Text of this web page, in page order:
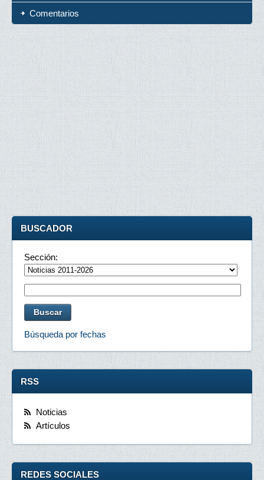
Comentarios
BUSCADOR
Sección:
Búsqueda por fechas
RSS
Noticias
Artículos
REDES SOCIALES